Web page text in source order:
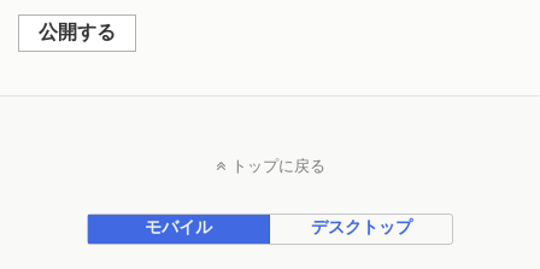
公開する
トップに戻る
モバイル デスクトップ